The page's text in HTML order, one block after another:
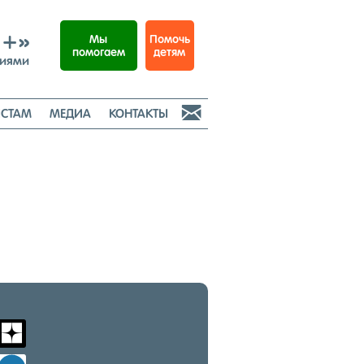
Мы
помогаем
Помочь
детям
МЕДИА КОНТАКТЫ 
zen-